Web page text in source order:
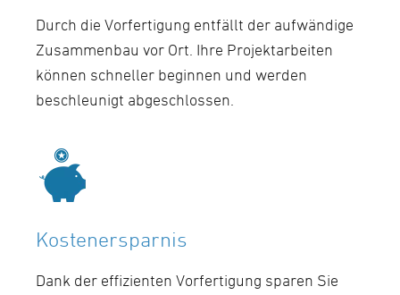
Durch die Vorfertigung entfällt der aufwändige
Zusammenbau vor Ort. Ihre Projektarbeiten
können schneller beginnen und werden
beschleunigt abgeschlossen.
Kostenersparnis
Dank der effizienten Vorfertigung sparen Sie